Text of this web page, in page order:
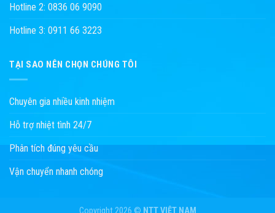
Hotline 2: 0836 06 9090
Hotline 3: 0911 66 3223
TẠI SAO NÊN CHỌN CHÚNG TÔI
Chuyên gia nhiều kinh nhiệm
Hỗ trợ nhiệt tình 24/7
Phân tích đúng yêu cầu
Vận chuyển nhanh chóng
Copyright 2026 © NTT VIỆT NAM